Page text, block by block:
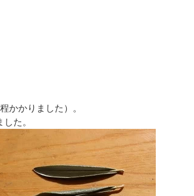
かかりました）。
た。